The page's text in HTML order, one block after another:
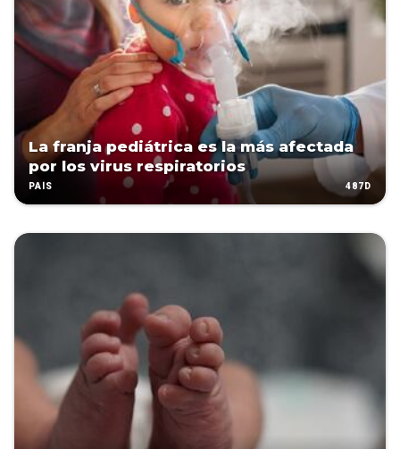
La franja pediátrica es la más afectada
por los virus respiratorios
PAÍS 487D